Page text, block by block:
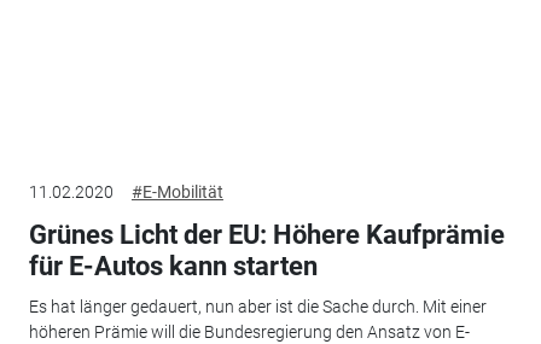
11.02.2020 #E-Mobilität
Grünes Licht der EU: Höhere Kaufprämie
für E-Autos kann starten
Es hat länger gedauert, nun aber ist die Sache durch. Mit einer
höheren Prämie will die Bundesregierung den Ansatz von E-